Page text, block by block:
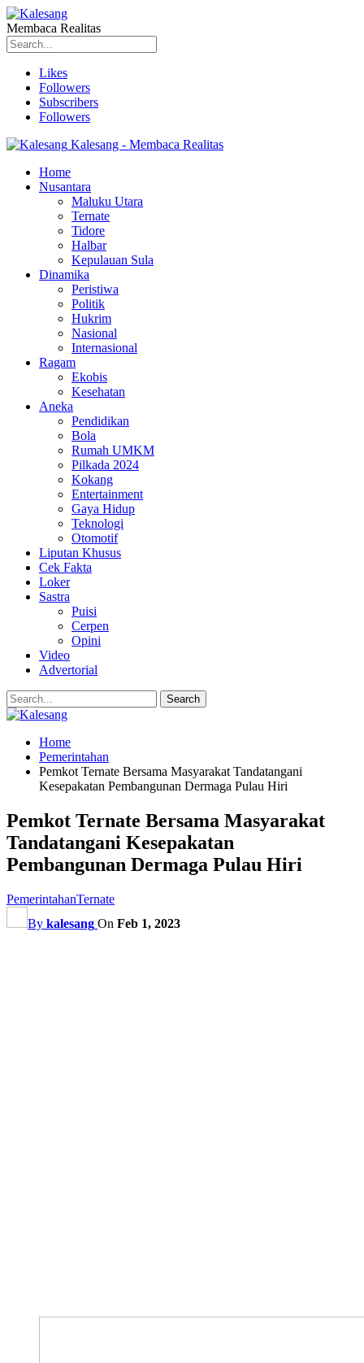
Membaca Realitas
Likes
Followers
Subscribers
Followers
Kalesang - Membaca Realitas
Home
Nusantara
Maluku Utara
Ternate
Tidore
Halbar
Kepulauan Sula
Dinamika
Peristiwa
Politik
Hukrim
Nasional
Internasional
Ragam
Ekobis
Kesehatan
Aneka
Pendidikan
Bola
Rumah UMKM
Pilkada 2024
Kokang
Entertainment
Gaya Hidup
Teknologi
Otomotif
Liputan Khusus
Cek Fakta
Loker
Sastra
Puisi
Cerpen
Opini
Video
Advertorial
Home
Pemerintahan
Pemkot Ternate Bersama Masyarakat Tandatangani
Kesepakatan Pembangunan Dermaga Pulau Hiri
Pemkot Ternate Bersama Masyarakat
Tandatangani Kesepakatan
Pembangunan Dermaga Pulau Hiri
PemerintahanTernate
By kalesang On Feb 1, 2023